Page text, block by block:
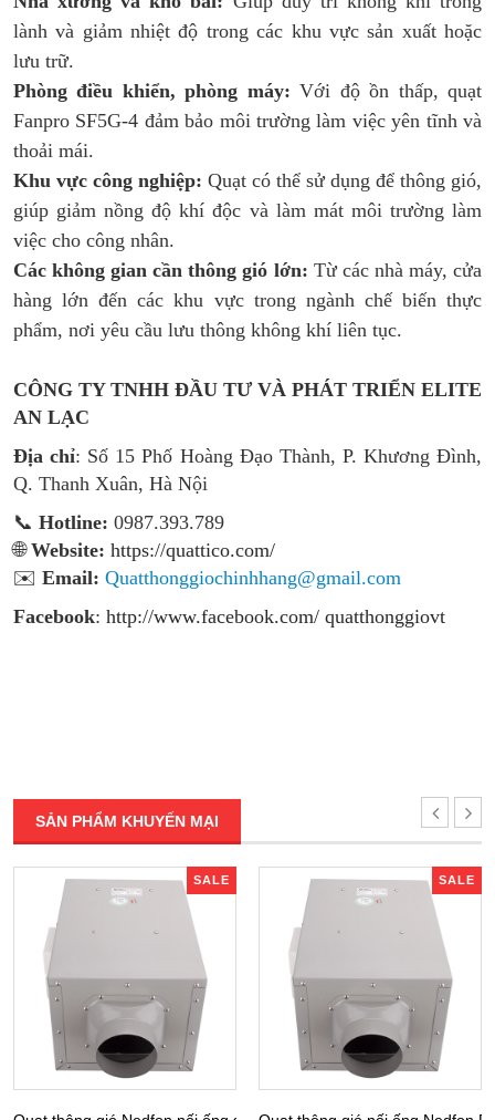
lành và giảm nhiệt độ trong các khu vực sản xuất hoặc
lưu trữ.
Phòng điều khiển, phòng máy: Với độ ồn thấp, quạt
Fanpro SF5G-4 đảm bảo môi trường làm việc yên tĩnh và
thoải mái.
Khu vực công nghiệp: Quạt có thể sử dụng để thông gió,
giúp giảm nồng độ khí độc và làm mát môi trường làm
việc cho công nhân.
Các không gian cần thông gió lớn: Từ các nhà máy, cửa
hàng lớn đến các khu vực trong ngành chế biến thực
phẩm, nơi yêu cầu lưu thông không khí liên tục.
CÔNG TY TNHH ĐẦU TƯ VÀ PHÁT TRIỂN ELITE
AN LẠC
Địa chỉ: Số 15 Phố Hoàng Đạo Thành, P. Khương Đình,
Q. Thanh Xuân, Hà Nội
📞 Hotline: 0987.393.789
🌐Website: https://quattico.com/
✉️ Email: Quatthonggiochinhhang@gmail.com
Facebook: http://www.facebook.com/ quatthonggiovt
SẢN PHẨM KHUYẾN MẠI
SALE SALE